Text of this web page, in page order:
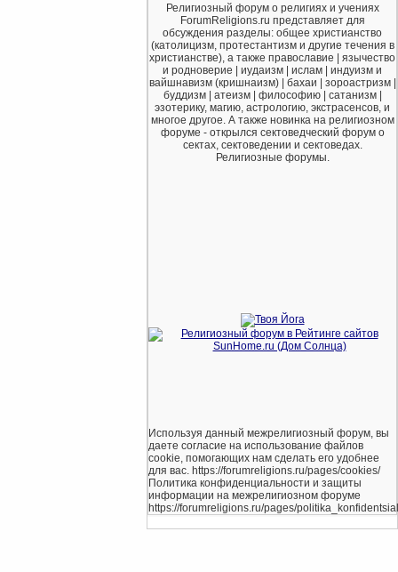
Религиозный форум о религиях и учениях
ForumReligions.ru представляет для
обсуждения разделы: общее христианство
(католицизм, протестантизм и другие течения в
христианстве), а также православие | язычество
и родноверие | иудаизм | ислам | индуизм и
вайшнавизм (кришнаизм) | бахаи | зороастризм |
буддизм | атеизм | философию | сатанизм |
эзотерику, магию, астрологию, экстрасенсов, и
многое другое. А также новинка на религиозном
форуме - открылся сектоведческий форум о
сектах, сектоведении и сектоведах.
Религиозные форумы.
Используя данный межрелигиозный форум, вы
даете согласие на использование файлов
cookie, помогающих нам сделать его удобнее
для вас. https://forumreligions.ru/pages/cookies/
Политика конфиденциальности и защиты
информации на межрелигиозном форуме
https://forumreligions.ru/pages/